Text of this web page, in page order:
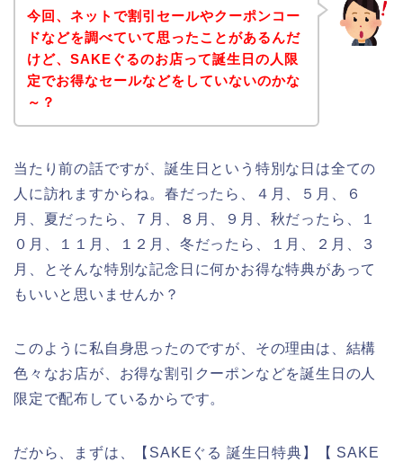
今回、ネットで割引セールやクーポンコー
ドなどを調べていて思ったことがあるんだ
けど、SAKEぐるのお店って誕生日の人限
定でお得なセールなどをしていないのかな
～？
当たり前の話ですが、誕生日という特別な日は全ての
人に訪れますからね。春だったら、４月、５月、６
月、夏だったら、７月、８月、９月、秋だったら、１
０月、１１月、１２月、冬だったら、１月、２月、３
月、とそんな特別な記念日に何かお得な特典があって
もいいと思いませんか？
このように私自身思ったのですが、その理由は、結構
色々なお店が、お得な割引クーポンなどを誕生日の人
限定で配布しているからです。
だから、まずは、【SAKEぐる 誕生日特典】【 SAKE